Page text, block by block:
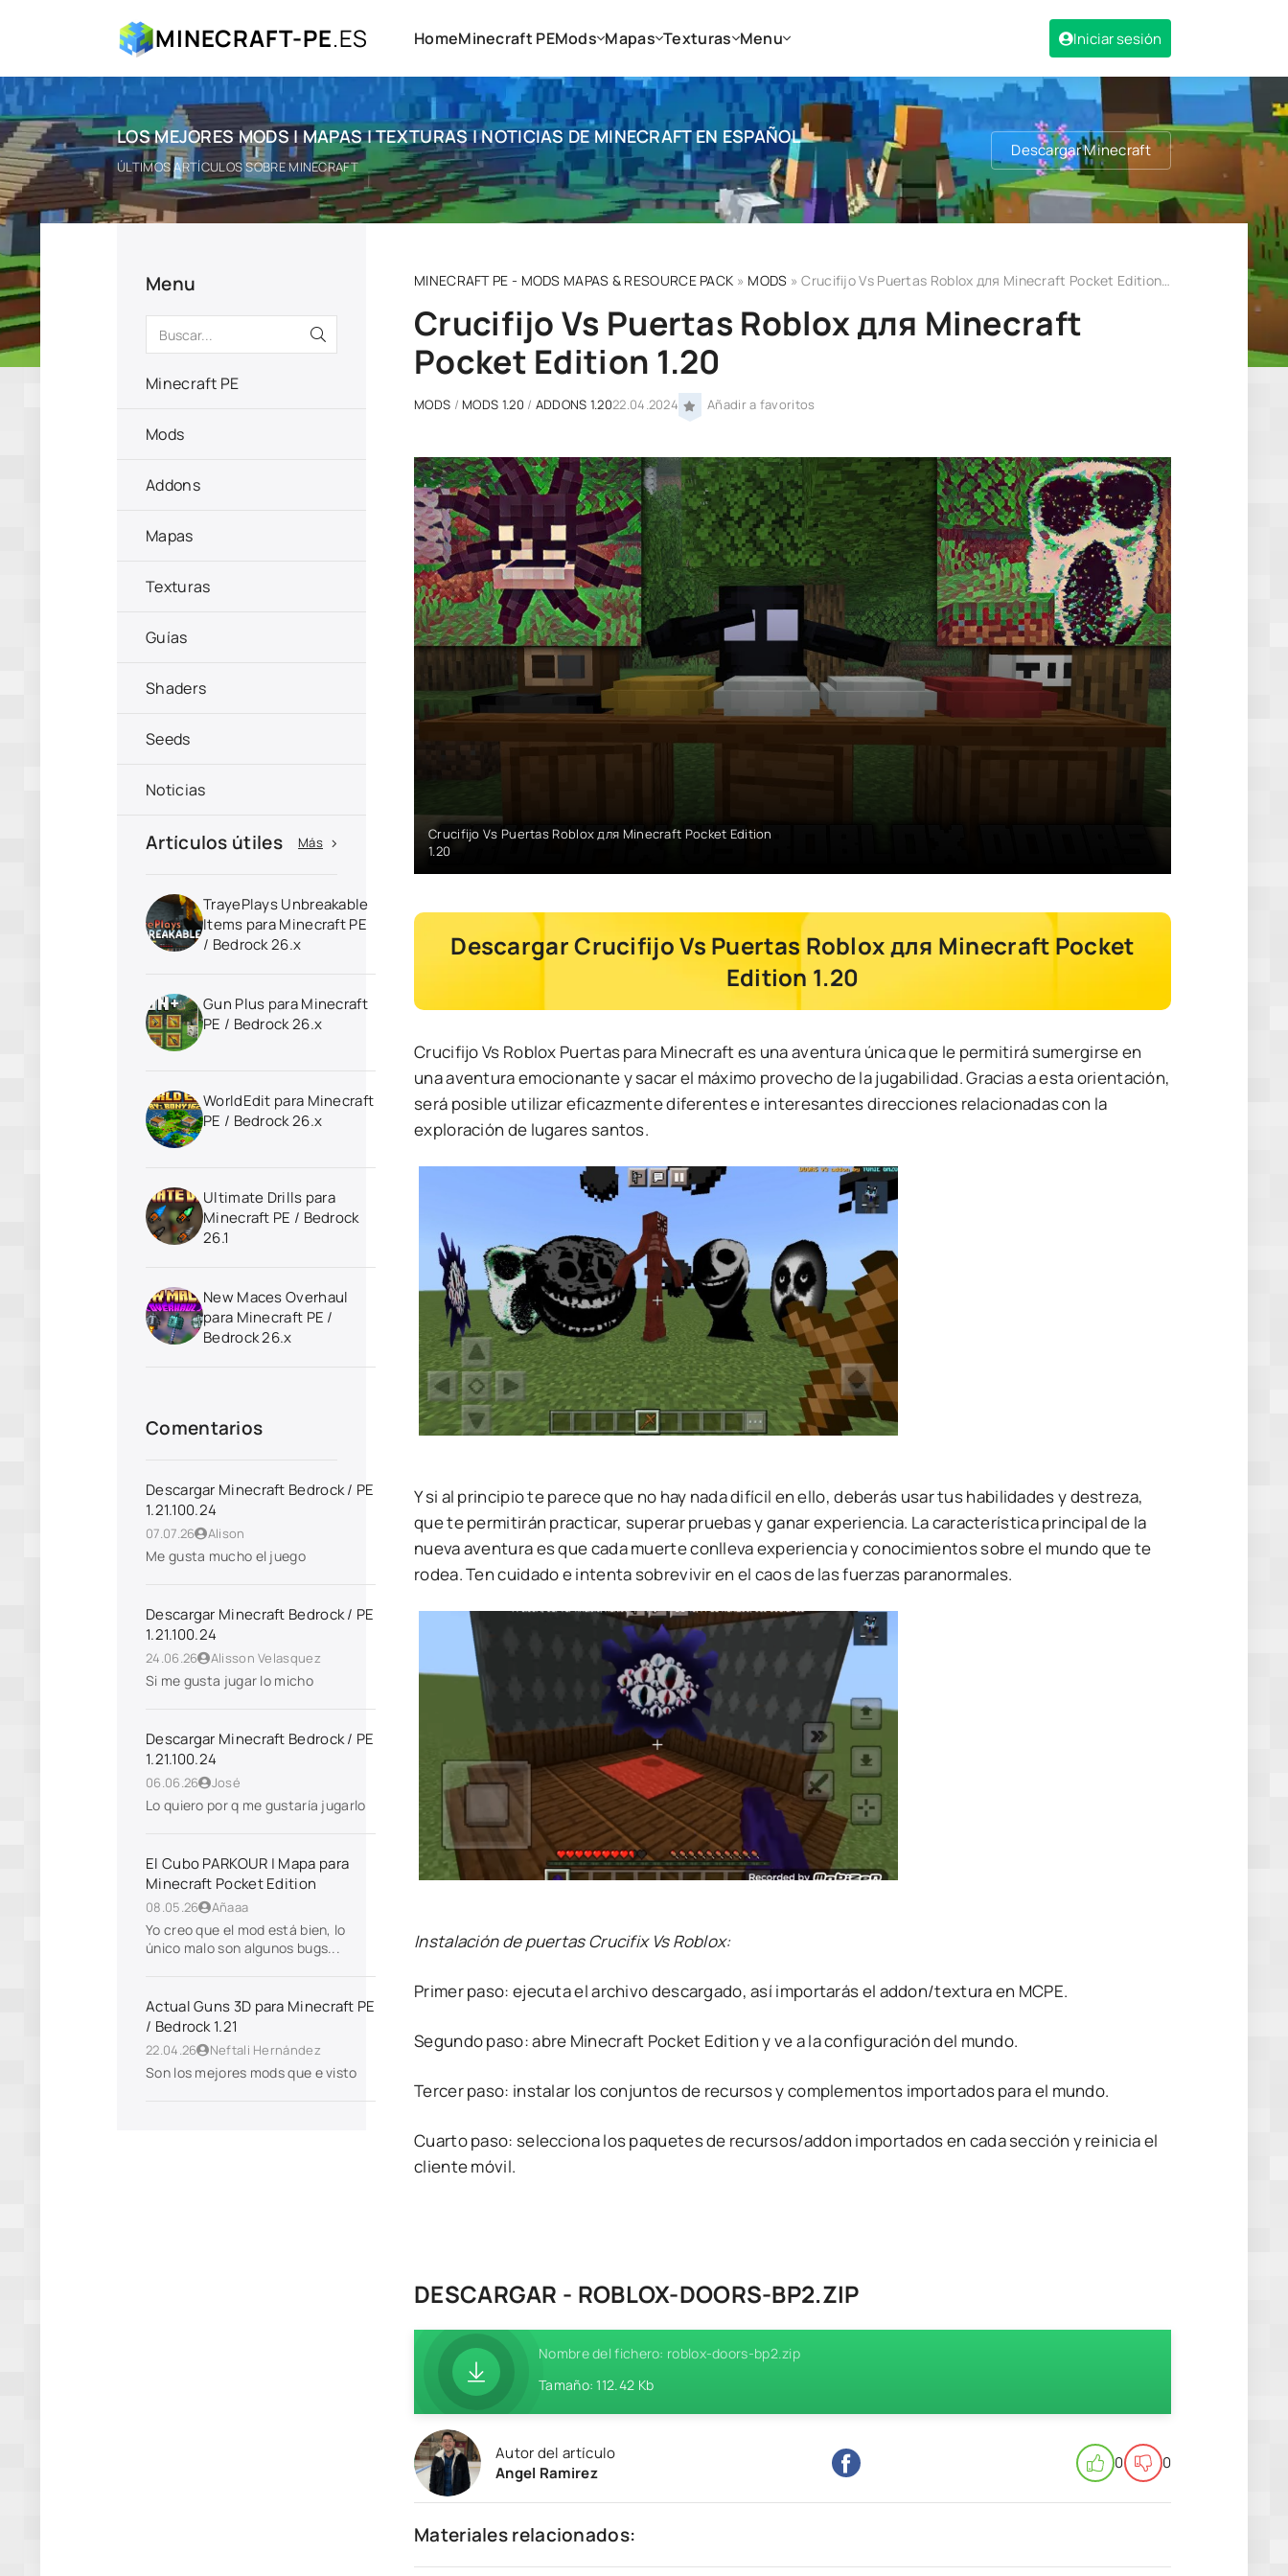
MINECRAFT-PE.ES HomeMinecraft PEMods Mapas Texturas Menu Iniciar sesión
LOS MEJORES MODS | MAPAS | TEXTURAS | NOTICIAS DE MINECRAFT EN ESPAÑOL
ÚLTIMOS ARTÍCULOS SOBRE MINECRAFT
Descargar Minecraft
MINECRAFT PE - MODS MAPAS & RESOURCE PACK » MODS » Crucifijo Vs Puertas Roblox для Minecraft Pocket Edition 1.20
Crucifijo Vs Puertas Roblox для Minecraft
Pocket Edition 1.20
MODS / MODS 1.20 / ADDONS 1.2022.04.2024 Añadir a favoritos
Crucifijo Vs Puertas Roblox для Minecraft Pocket Edition
1.20
Descargar Crucifijo Vs Puertas Roblox для Minecraft Pocket
Edition 1.20
Crucifijo Vs Roblox Puertas para Minecraft es una aventura única que le permitirá sumergirse en
una aventura emocionante y sacar el máximo provecho de la jugabilidad. Gracias a esta orientación,
será posible utilizar eficazmente diferentes e interesantes direcciones relacionadas con la
exploración de lugares santos.
Y si al principio te parece que no hay nada difícil en ello, deberás usar tus habilidades y destreza,
que te permitirán practicar, superar pruebas y ganar experiencia. La característica principal de la
nueva aventura es que cada muerte conlleva experiencia y conocimientos sobre el mundo que te
rodea. Ten cuidado e intenta sobrevivir en el caos de las fuerzas paranormales.
Instalación de puertas Crucifix Vs Roblox:
Primer paso: ejecuta el archivo descargado, así importarás el addon/textura en MCPE.
Segundo paso: abre Minecraft Pocket Edition y ve a la configuración del mundo.
Tercer paso: instalar los conjuntos de recursos y complementos importados para el mundo.
Cuarto paso: selecciona los paquetes de recursos/addon importados en cada sección y reinicia el
cliente móvil.
DESCARGAR - ROBLOX-DOORS-BP2.ZIP
Nombre del fichero: roblox-doors-bp2.zip
Tamaño: 112.42 Kb
Autor del artículo
Angel Ramirez
0 0
Materiales relacionados:
Menu
Minecraft PE
Mods
Addons
Mapas
Texturas
Guías
Shaders
Seeds
Noticias
Artículos útiles Más
TrayePlays Unbreakable
Items para Minecraft PE
/ Bedrock 26.x
Gun Plus para Minecraft
PE / Bedrock 26.x
WorldEdit para Minecraft
PE / Bedrock 26.x
Ultimate Drills para
Minecraft PE / Bedrock
26.1
New Maces Overhaul
para Minecraft PE /
Bedrock 26.x
Comentarios
Descargar Minecraft Bedrock / PE
1.21.100.24
07.07.26 Alison
Me gusta mucho el juego
Descargar Minecraft Bedrock / PE
1.21.100.24
24.06.26 Alisson Velasquez
Si me gusta jugar lo micho
Descargar Minecraft Bedrock / PE
1.21.100.24
06.06.26 José
Lo quiero por q me gustaría jugarlo
El Cubo PARKOUR | Mapa para
Minecraft Pocket Edition
08.05.26 Añaaa
Yo creo que el mod está bien, lo
único malo son algunos bugs...
Actual Guns 3D para Minecraft PE
/ Bedrock 1.21
22.04.26 Neftali Hernández
Son los mejores mods que e visto